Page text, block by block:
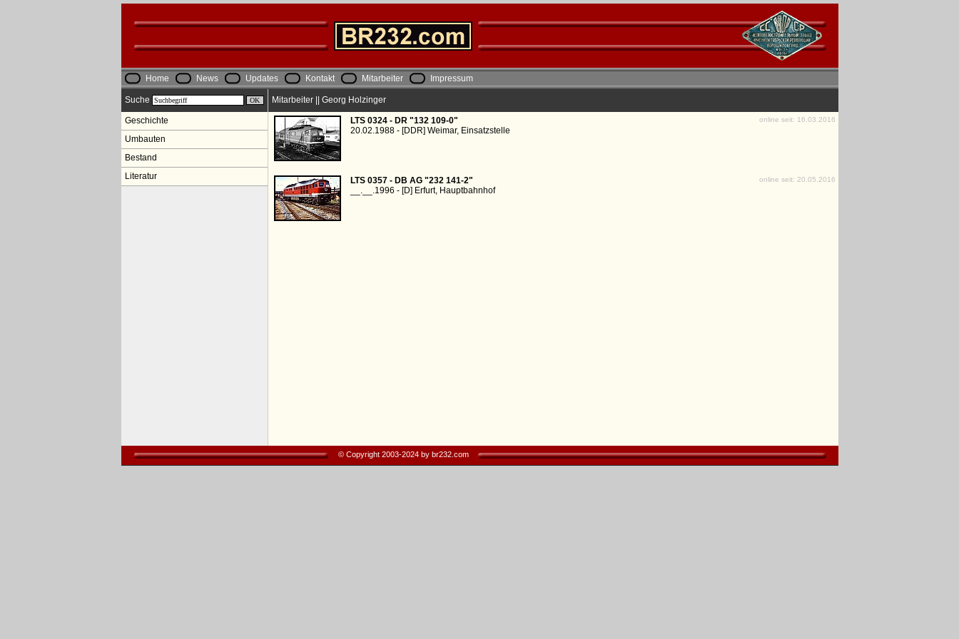
Home News Updates Kontakt Mitarbeiter Impressum
Suche
Geschichte
Umbauten
Bestand
Literatur
Mitarbeiter || Georg Holzinger
LTS 0324 - DR "132 109-0" online seit: 16.03.2016
20.02.1988 - [DDR] Weimar, Einsatzstelle
LTS 0357 - DB AG "232 141-2" online seit: 20.05.2016
__.__.1996 - [D] Erfurt, Hauptbahnhof
© Copyright 2003-2024 by br232.com